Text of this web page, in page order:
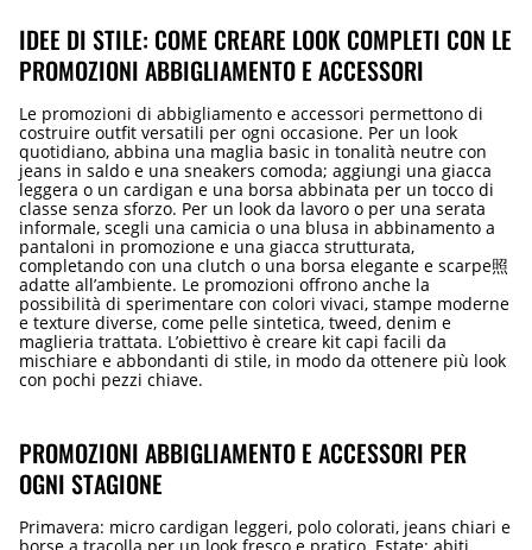
IDEE DI STILE: COME CREARE LOOK COMPLETI CON LE
PROMOZIONI ABBIGLIAMENTO E ACCESSORI
Le promozioni di abbigliamento e accessori permettono di
costruire outfit versatili per ogni occasione. Per un look
quotidiano, abbina una maglia basic in tonalità neutre con
jeans in saldo e una sneakers comoda; aggiungi una giacca
leggera o un cardigan e una borsa abbinata per un tocco di
classe senza sforzo. Per un look da lavoro o per una serata
informale, scegli una camicia o una blusa in abbinamento a
pantaloni in promozione e una giacca strutturata,
completando con una clutch o una borsa elegante e scarpe照
adatte all’ambiente. Le promozioni offrono anche la
possibilità di sperimentare con colori vivaci, stampe moderne
e texture diverse, come pelle sintetica, tweed, denim e
maglieria trattata. L’obiettivo è creare kit capi facili da
mischiare e abbondanti di stile, in modo da ottenere più look
con pochi pezzi chiave.
PROMOZIONI ABBIGLIAMENTO E ACCESSORI PER
OGNI STAGIONE
Primavera: micro cardigan leggeri, polo colorati, jeans chiari e